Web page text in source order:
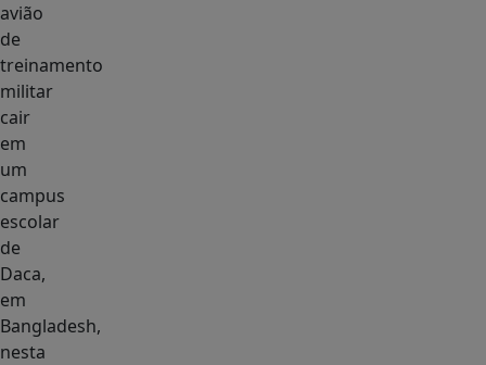
avião
de
treinamento
militar
cair
em
um
campus
escolar
de
Daca,
em
Bangladesh,
nesta